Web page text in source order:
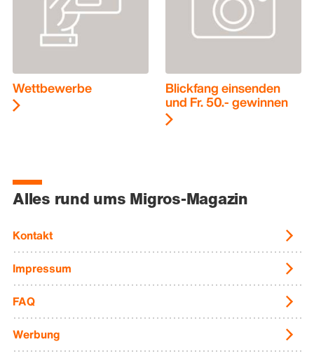
Wettbewerbe Blickfang einsenden
und Fr. 50.- gewinnen
Alles rund ums Migros-Magazin
Kontakt
Impressum
FAQ
Werbung